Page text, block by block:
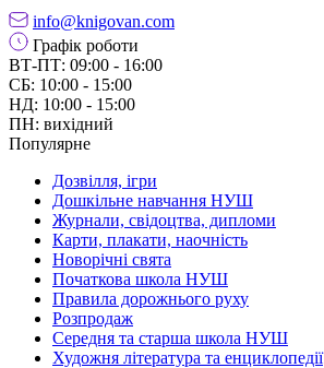
info@knigovan.com
Графік роботи
ВТ-ПТ: 09:00 - 16:00
СБ: 10:00 - 15:00
НД: 10:00 - 15:00
ПН: вихідний
Популярне
Дозвілля, ігри
Дошкільне навчання НУШ
Журнали, свідоцтва, дипломи
Карти, плакати, наочність
Новорічні свята
Початкова школа НУШ
Правила дорожнього руху
Розпродаж
Середня та старша школа НУШ
Художня література та енциклопедії